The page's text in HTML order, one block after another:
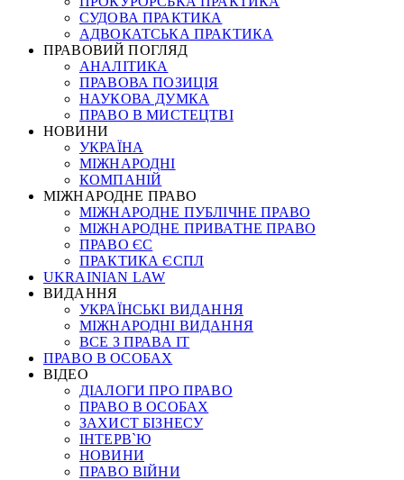
СУДОВА ПРАКТИКА
АДВОКАТСЬКА ПРАКТИКА
ПРАВОВИЙ ПОГЛЯД
АНАЛІТИКА
ПРАВОВА ПОЗИЦІЯ
НАУКОВА ДУМКА
ПРАВО В МИСТЕЦТВІ
НОВИНИ
УКРАЇНА
МІЖНАРОДНІ
КОМПАНІЙ
МІЖНАРОДНЕ ПРАВО
МІЖНАРОДНЕ ПУБЛІЧНЕ ПРАВО
МІЖНАРОДНЕ ПРИВАТНЕ ПРАВО
ПРАВО ЄС
ПРАКТИКА ЄСПЛ
UKRAINIAN LAW
ВИДАННЯ
УКРАЇНСЬКІ ВИДАННЯ
МІЖНАРОДНІ ВИДАННЯ
ВСЕ З ПРАВА ІТ
ПРАВО В ОСОБАХ
ВІДЕО
ДІАЛОГИ ПРО ПРАВО
ПРАВО В ОСОБАХ
ЗАХИСТ БІЗНЕСУ
ІНТЕРВ`Ю
НОВИНИ
ПРАВО ВІЙНИ